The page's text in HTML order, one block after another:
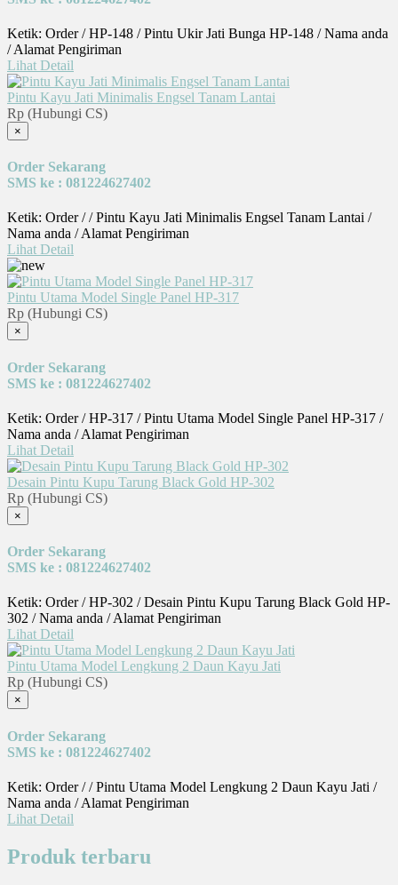
Ketik: Order / HP-148 / Pintu Ukir Jati Bunga HP-148 / Nama anda
/ Alamat Pengiriman
Lihat Detail
Pintu Kayu Jati Minimalis Engsel Tanam Lantai
Rp (Hubungi CS)
×
Order Sekarang
SMS ke : 081224627402
Ketik: Order / / Pintu Kayu Jati Minimalis Engsel Tanam Lantai /
Nama anda / Alamat Pengiriman
Lihat Detail
Pintu Utama Model Single Panel HP-317
Rp (Hubungi CS)
×
Order Sekarang
SMS ke : 081224627402
Ketik: Order / HP-317 / Pintu Utama Model Single Panel HP-317 /
Nama anda / Alamat Pengiriman
Lihat Detail
Desain Pintu Kupu Tarung Black Gold HP-302
Rp (Hubungi CS)
×
Order Sekarang
SMS ke : 081224627402
Ketik: Order / HP-302 / Desain Pintu Kupu Tarung Black Gold HP-
302 / Nama anda / Alamat Pengiriman
Lihat Detail
Pintu Utama Model Lengkung 2 Daun Kayu Jati
Rp (Hubungi CS)
×
Order Sekarang
SMS ke : 081224627402
Ketik: Order / / Pintu Utama Model Lengkung 2 Daun Kayu Jati /
Nama anda / Alamat Pengiriman
Lihat Detail
Produk terbaru